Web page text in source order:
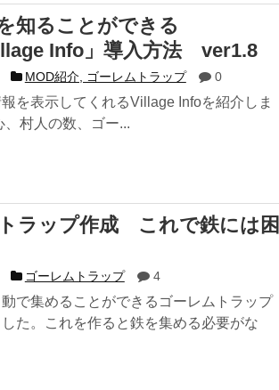
知ることができる
Info」導入方法 ver1.8
MOD紹介, ゴーレムトラップ 0
を表示してくれるVillage Infoを紹介しま
、村人の数、ゴー...
ラップ作成 これで鉄には困
ゴーレムトラップ 4
で集めることができるゴーレムトラップ
た。これを作ると鉄を集める必要がな